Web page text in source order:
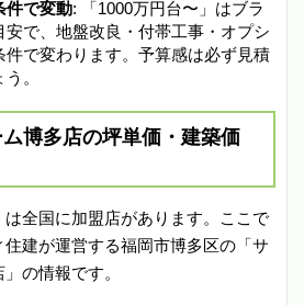
件で変動: 「1000万円台〜」はブラ
安で、地盤改良・付帯工事・オプシ
件で変わります。予算感は必ず見積
。
博多店の坪単価・建築価
は全国に加盟店があります。ここで
建が運営する福岡市博多区の「サ
の情報です。